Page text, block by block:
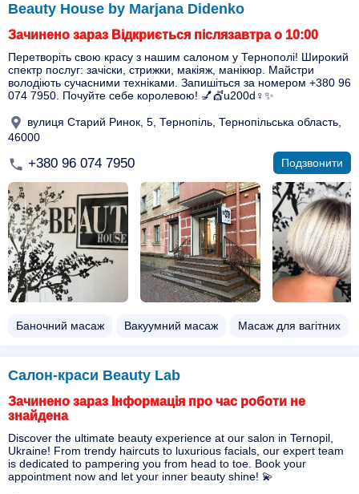
Beauty House by Marjana Didenko
Зачинено зараз Відкриється післязавтра о 10:00
Перетворіть свою красу з нашим салоном у Тернополі! Широкий
спектр послуг: зачіски, стрижки, макіяж, манікюр. Майстри
володіють сучасними техніками. Запишіться за номером +380 96
074 7950. Почуйте себе королевою! 💅💇u200d♀️✨
вулиця Старий Ринок, 5, Тернопіль, Тернопільська область,
46000
+380 96 074 7950 Подзвонити
Баночний масаж Вакуумний масаж Масаж для вагітних
Салон-краси Beauty Lab
Зачинено зараз Інформація про час роботи не
знайдена
Discover the ultimate beauty experience at our salon in Ternopil,
Ukraine! From trendy haircuts to luxurious facials, our expert team
is dedicated to pampering you from head to toe. Book your
appointment now and let your inner beauty shine! 💫